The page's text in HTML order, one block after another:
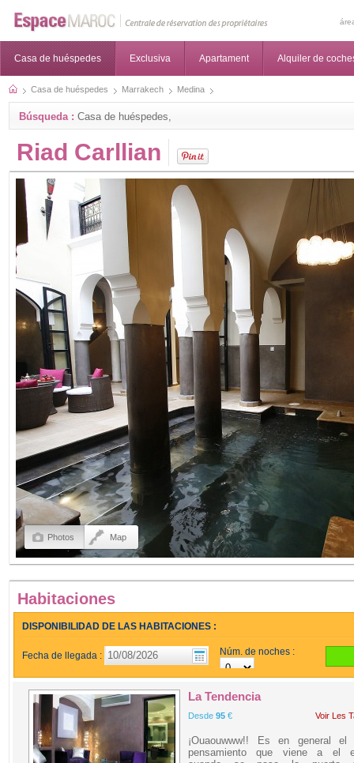
Casa de huéspedes Exclusiva Apartament Alquiler de
Casa de huéspedes Marrakech Medina
Búsqueda : Casa de huéspedes,
Riad Carllian
Photos Map
Habitaciones
DISPONIBILIDAD DE LAS HABITACIONES :
Fecha de llegada : Núm. de noches :
La Tendencia
Desde 95 € Voir Les
¡Ouaouwww!! Es en general el
pensamiento que viene a el